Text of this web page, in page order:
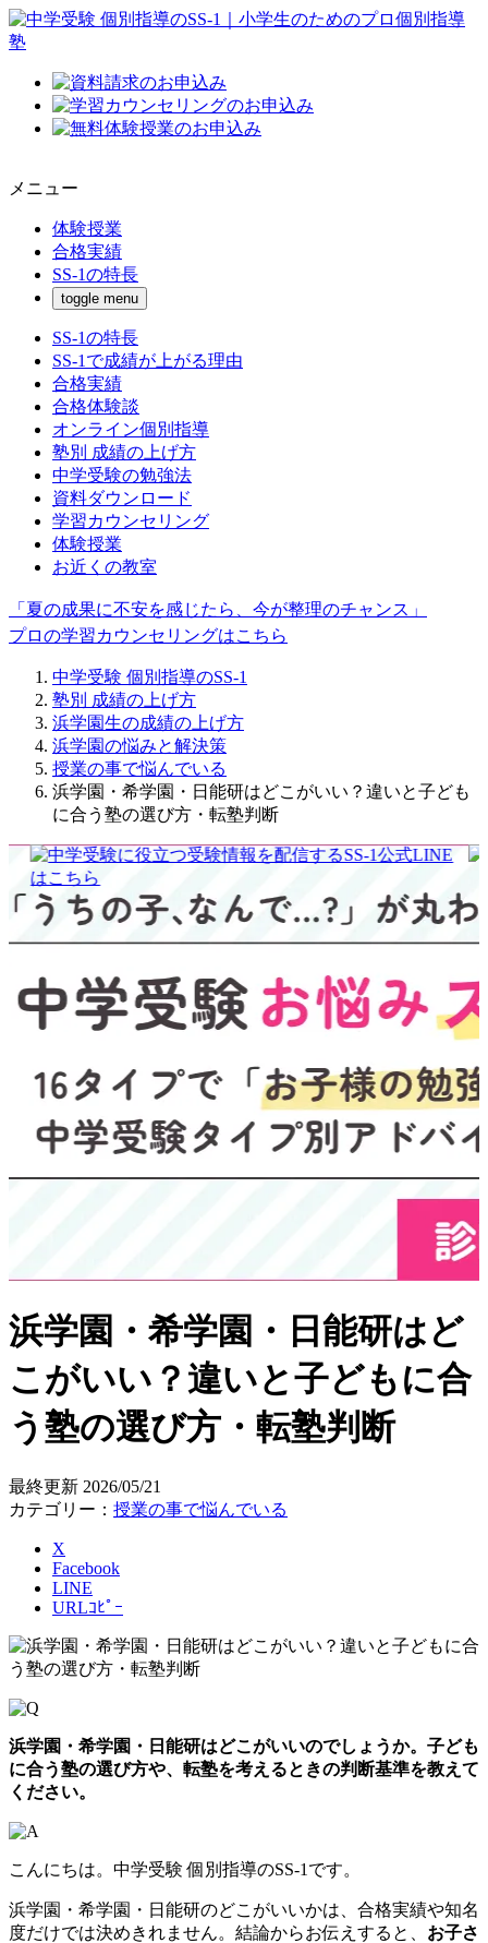
メニュー
体験授業
合格実績
SS-1の特長
toggle menu
SS-1の特長
SS-1で成績が上がる理由
合格実績
合格体験談
オンライン個別指導
塾別 成績の上げ方
中学受験の勉強法
資料ダウンロード
学習カウンセリング
体験授業
お近くの教室
「夏の成果に不安を感じたら、今が整理のチャンス」
プロの学習カウンセリングはこちら
中学受験 個別指導のSS-1
塾別 成績の上げ方
浜学園生の成績の上げ方
浜学園の悩みと解決策
授業の事で悩んでいる
浜学園・希学園・日能研はどこがいい？違いと子ども
に合う塾の選び方・転塾判断
浜学園・希学園・日能研はど
こがいい？違いと子どもに合
う塾の選び方・転塾判断
最終更新 2026/05/21
カテゴリー： 授業の事で悩んでいる
X
Facebook
LINE
URLｺﾋﾟｰ
浜学園・希学園・日能研はどこがいいのでしょうか。子ども
に合う塾の選び方や、転塾を考えるときの判断基準を教えて
ください。
こんにちは。中学受験 個別指導のSS-1です。
浜学園・希学園・日能研のどこがいいかは、合格実績や知名
度だけでは決めきれません。結論からお伝えすると、 お子さ